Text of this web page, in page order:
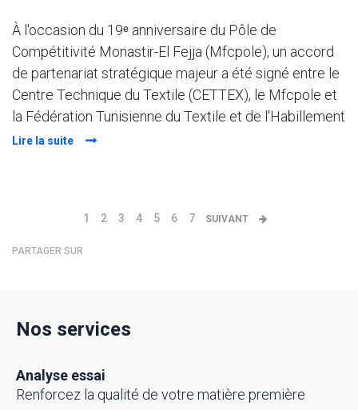
À l'occasion du 19ᵉ anniversaire du Pôle de
Compétitivité Monastir-El Fejja (Mfcpole), un accord
de partenariat stratégique majeur a été signé entre le
Centre Technique du Textile (CETTEX), le Mfcpole et
la Fédération Tunisienne du Textile et de l'Habillement
Lire la suite
1 2 3 4 5 6 7 SUIVANT
PARTAGER SUR
Nos services
Analyse essai
Renforcez la qualité de votre matière première